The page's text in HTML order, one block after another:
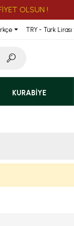
OLSUN !
TRY - Türk Lirası
KURABIYE